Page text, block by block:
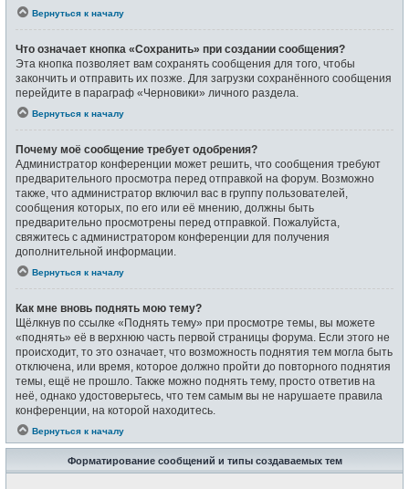
Вернуться к началу
Что означает кнопка «Сохранить» при создании сообщения?
Эта кнопка позволяет вам сохранять сообщения для того, чтобы
закончить и отправить их позже. Для загрузки сохранённого сообщения
перейдите в параграф «Черновики» личного раздела.
Вернуться к началу
Почему моё сообщение требует одобрения?
Администратор конференции может решить, что сообщения требуют
предварительного просмотра перед отправкой на форум. Возможно
также, что администратор включил вас в группу пользователей,
сообщения которых, по его или её мнению, должны быть
предварительно просмотрены перед отправкой. Пожалуйста,
свяжитесь с администратором конференции для получения
дополнительной информации.
Вернуться к началу
Как мне вновь поднять мою тему?
Щёлкнув по ссылке «Поднять тему» при просмотре темы, вы можете
«поднять» её в верхнюю часть первой страницы форума. Если этого не
происходит, то это означает, что возможность поднятия тем могла быть
отключена, или время, которое должно пройти до повторного поднятия
темы, ещё не прошло. Также можно поднять тему, просто ответив на
неё, однако удостоверьтесь, что тем самым вы не нарушаете правила
конференции, на которой находитесь.
Вернуться к началу
Форматирование сообщений и типы создаваемых тем